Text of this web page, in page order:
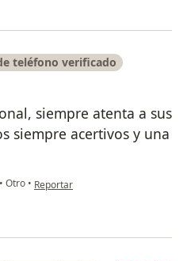
teléfono verificado
siempre atenta a sus
siempre acertivos y una
• Otro • en opinión del usuario Luz Perea
Reportar